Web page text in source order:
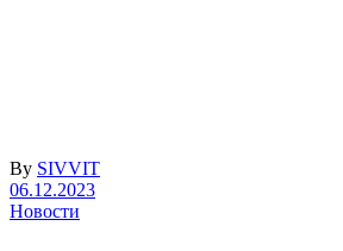
By SIVVIT
06.12.2023
Новости